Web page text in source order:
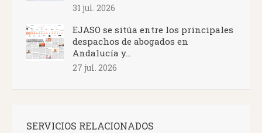
31 jul. 2026
EJASO se sitúa entre los principales
despachos de abogados en
Andalucía y...
27 jul. 2026
SERVICIOS RELACIONADOS